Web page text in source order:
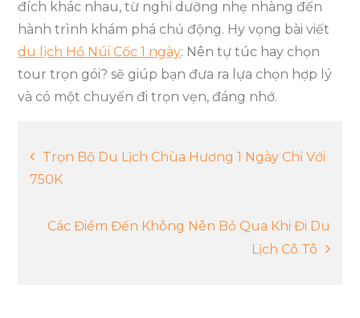
đích khác nhau, từ nghỉ dưỡng nhẹ nhàng đến
hành trình khám phá chủ động. Hy vọng bài viết
du lịch Hồ Núi Cốc 1 ngày: Nên tự túc hay chọn
tour trọn gói? sẽ giúp bạn đưa ra lựa chọn hợp lý
và có một chuyến đi trọn vẹn, đáng nhớ.
Điều
hướng
bài
Trọn Bộ Du Lịch Chùa Hương 1 Ngày Chỉ Với
750K
Các Điểm Đến Không Nên Bỏ Qua Khi Đi Du
Lịch Cô Tô